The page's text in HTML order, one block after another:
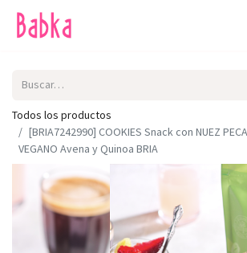
Todos los productos
[BRIA7242990] COOKIES Snack con NUEZ
VEGANO Avena y Quinoa BRIA